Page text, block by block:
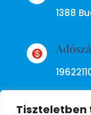
1388
